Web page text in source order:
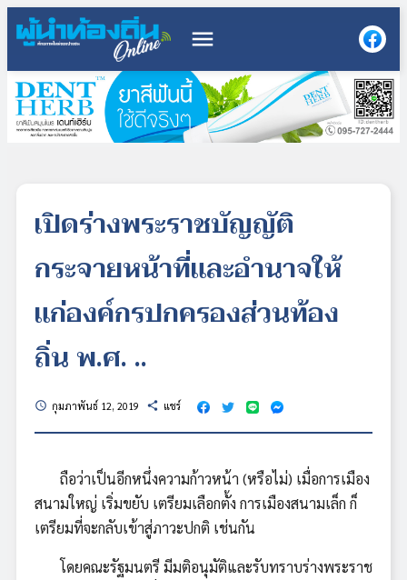
menu
เปิดร่างพระราชบัญญัติ
กระจายหน้าที่และอำนาจให้
แก่องค์กรปกครองส่วนท้อง
ถิ่น พ.ศ. ..
schedule กุมภาพันธ์ 12, 2019 share แชร์
ถือว่าเป็นอีกหนึ่งความก้าวหน้า (หรือไม่) เมื่อการเมือง
สนามใหญ่ เริ่มขยับ เตรียมเลือกตั้ง การเมืองสนามเล็ก ก็
เตรียมที่จะกลับเข้าสู่ภาวะปกติ เช่นกัน
โดยคณะรัฐมนตรี มีมติอนุมัติและรับทราบร่างพระราช